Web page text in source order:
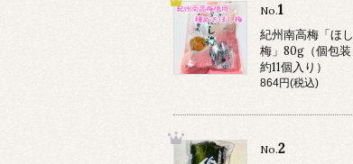
No.1
紀州南高梅「ほし
梅」80g（個包装
約11個入り）
864円(税込)
No.2